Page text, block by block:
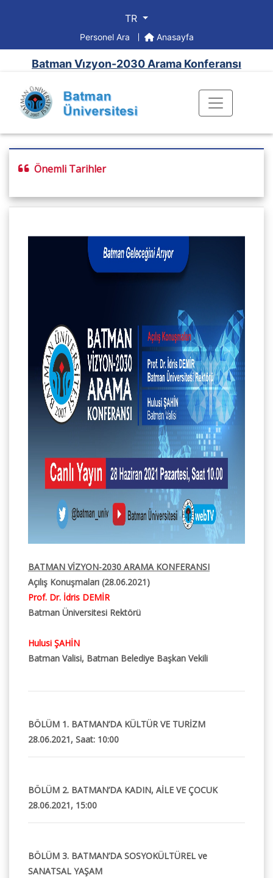
TR
Personel Ara Anasayfa
Batman Vi̇zyon-2030 Arama Konferansı
Önemli Tarihler
BATMAN VİZYON-2030 ARAMA KONFERANSI
Açılış Konuşmaları (28.06.2021)
Prof. Dr. İdris DEMİR
Batman Üniversitesi Rektörü
Hulusi ŞAHİN
Batman Valisi, Batman Belediye Başkan Vekili
BÖLÜM 1. BATMAN’DA KÜLTÜR VE TURİZM
28.06.2021, Saat: 10:00
BÖLÜM 2. BATMAN’DA KADIN, AİLE VE ÇOCUK
28.06.2021, 15:00
BÖLÜM 3. BATMAN’DA SOSYOKÜLTÜREL ve
SANATSAL YAŞAM